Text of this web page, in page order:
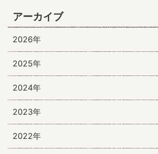
アーカイブ
2026年
2025年
2024年
2023年
2022年